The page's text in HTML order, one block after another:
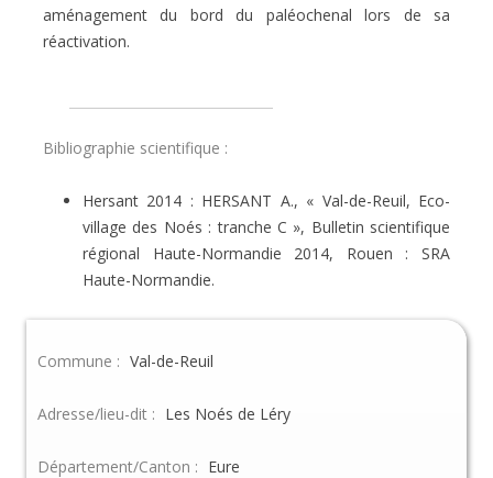
aménagement du bord du paléochenal lors de sa
réactivation.
Bibliographie scientifique :
Hersant 2014 : HERSANT A., « Val-de-Reuil, Eco-
village des Noés : tranche C », Bulletin scientifique
régional Haute-Normandie 2014, Rouen : SRA
Haute-Normandie.
Commune : Val-de-Reuil
Adresse/lieu-dit : Les Noés de Léry
Département/Canton : Eure